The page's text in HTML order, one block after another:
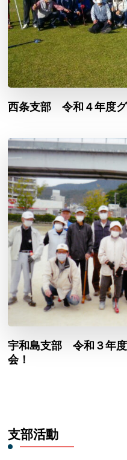
西条支部 令和４年度グ
宇和島支部 令和３年
会！
支部活動